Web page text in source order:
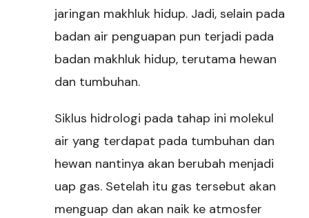
jaringan makhluk hidup. Jadi, selain pada
badan air penguapan pun terjadi pada
badan makhluk hidup, terutama hewan
dan tumbuhan.
Siklus hidrologi pada tahap ini molekul
air yang terdapat pada tumbuhan dan
hewan nantinya akan berubah menjadi
uap gas. Setelah itu gas tersebut akan
menguap dan akan naik ke atmosfer